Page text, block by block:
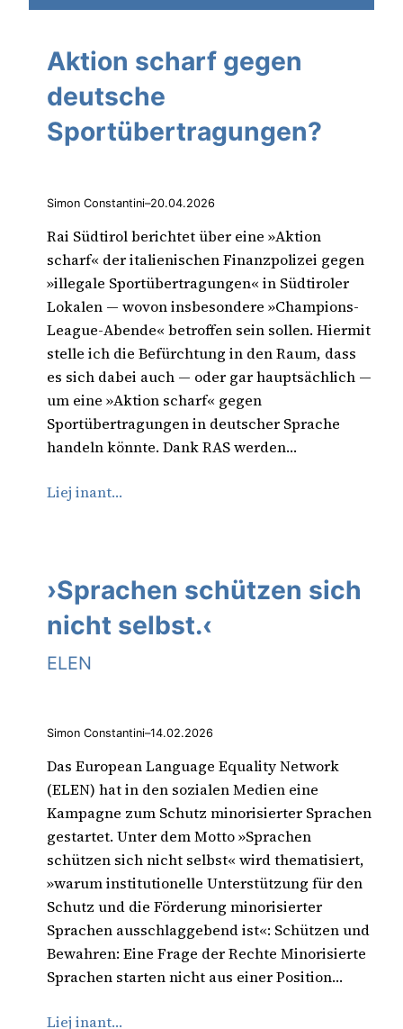
Aktion scharf gegen
deutsche
Sportübertragungen?
Simon Constantini–20.04.2026
Rai Südtirol berichtet über eine »Aktion
scharf« der italienischen Finanzpolizei gegen
»illegale Sportübertragungen« in Südtiroler
Lokalen — wovon insbesondere »Champions-
League-Abende« betroffen sein sollen. Hiermit
stelle ich die Befürchtung in den Raum, dass
es sich dabei auch — oder gar hauptsächlich —
um eine »Aktion scharf« gegen
Sportübertragungen in deutscher Sprache
handeln könnte. Dank RAS werden…
Liej inant…
›Sprachen schützen sich
nicht selbst.‹
ELEN
Simon Constantini–14.02.2026
Das European Language Equality Network
(ELEN) hat in den sozialen Medien eine
Kampagne zum Schutz minorisierter Sprachen
gestartet. Unter dem Motto »Sprachen
schützen sich nicht selbst« wird thematisiert,
»warum institutionelle Unterstützung für den
Schutz und die Förderung minorisierter
Sprachen ausschlaggebend ist«: Schützen und
Bewahren: Eine Frage der Rechte Minorisierte
Sprachen starten nicht aus einer Position…
Liej inant…